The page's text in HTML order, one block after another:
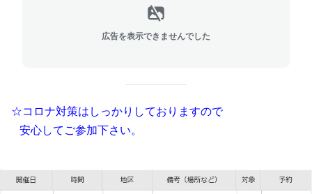
広告を表示できませんでした
☆コロナ対策はしっかりしておりますので
安心してご参加下さい。